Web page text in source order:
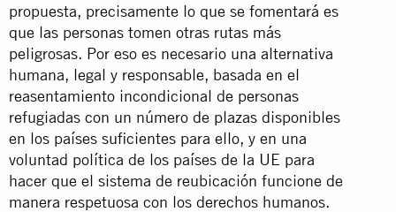
propuesta, precisamente lo que se fomentará es
que las personas tomen otras rutas más
peligrosas. Por eso es necesario una alternativa
humana, legal y responsable, basada en el
reasentamiento incondicional de personas
refugiadas con un número de plazas disponibles
en los países suficientes para ello, y en una
voluntad política de los países de la UE para
hacer que el sistema de reubicación funcione de
manera respetuosa con los derechos humanos.